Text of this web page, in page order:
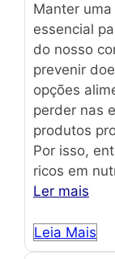
Manter
essencial
do nosso
prevenir
opções
perder nas
produtos
Por isso,
ricos em
Ler mais
Leia Mais